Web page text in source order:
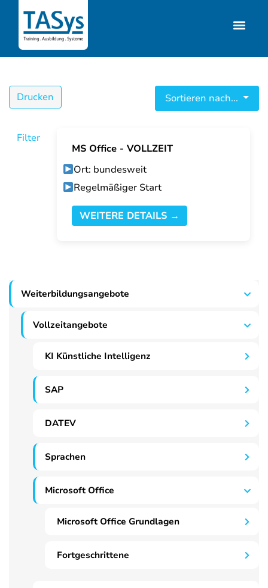
Drucken Sortieren nach...
Filter
MS Office - VOLLZEIT
Ort: bundesweit
Regelmäßiger Start
WEITERE DETAILS →
Weiterbildungsangebote
Vollzeitangebote
KI Künstliche Intelligenz
SAP
DATEV
Sprachen
Microsoft Office
Microsoft Office Grundlagen
Fortgeschrittene